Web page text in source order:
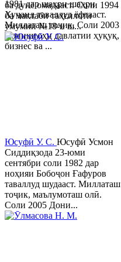
1981 дар шаҳри шаҳри
Хуҷанд таваллуд ёфтааст.
Миллаташ тоҷик. Соли 2003
Донишгоҳи давлатии ҳуқуқ,
бизнес ва ...
ба дунё омадааст. Соли 1994
ба мактаби таҳсилоти
умумии №18-и ш...
Юсуфӣ У. C. Юсуфӣ Усмон
Сиддиқзода 23-юми
сентябри соли 1982 дар
ноҳияи Бобоҷон Ғафуров
таваллуд шудааст. Миллаташ
тоҷик, маълумоташ олӣ.
Соли 2005 Дони...